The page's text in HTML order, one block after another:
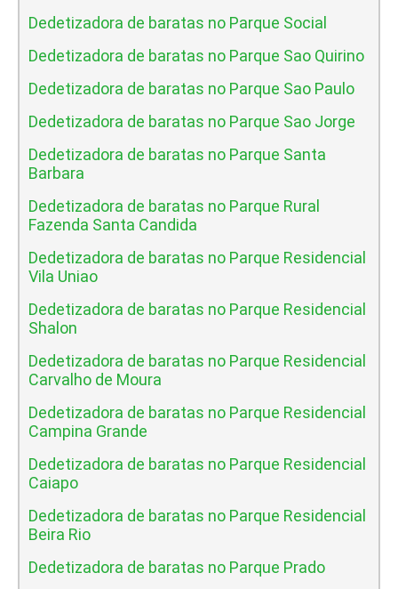
Dedetizadora de baratas no Parque Social
Dedetizadora de baratas no Parque Sao Quirino
Dedetizadora de baratas no Parque Sao Paulo
Dedetizadora de baratas no Parque Sao Jorge
Dedetizadora de baratas no Parque Santa
Barbara
Dedetizadora de baratas no Parque Rural
Fazenda Santa Candida
Dedetizadora de baratas no Parque Residencial
Vila Uniao
Dedetizadora de baratas no Parque Residencial
Shalon
Dedetizadora de baratas no Parque Residencial
Carvalho de Moura
Dedetizadora de baratas no Parque Residencial
Campina Grande
Dedetizadora de baratas no Parque Residencial
Caiapo
Dedetizadora de baratas no Parque Residencial
Beira Rio
Dedetizadora de baratas no Parque Prado